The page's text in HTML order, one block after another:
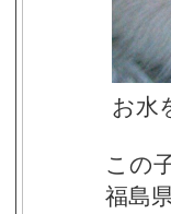
お水
この
福島